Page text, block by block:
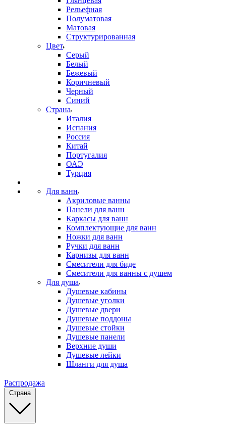
Рельефная
Полуматовая
Матовая
Структурированная
Цвет
Серый
Белый
Бежевый
Коричневый
Черный
Синий
Страна
Италия
Испания
Россия
Китай
Португалия
ОАЭ
Турция
Для ванн
Акриловые ванны
Панели для ванн
Каркасы для ванн
Комплектующие для ванн
Ножки для ванн
Ручки для ванн
Карнизы для ванн
Смесители для биде
Смесители для ванны с душем
Для душа
Душевые кабины
Душевые уголки
Душевые двери
Душевые поддоны
Душевые стойки
Душевые панели
Верхние души
Душевые лейки
Шланги для душа
Распродажа
Страна